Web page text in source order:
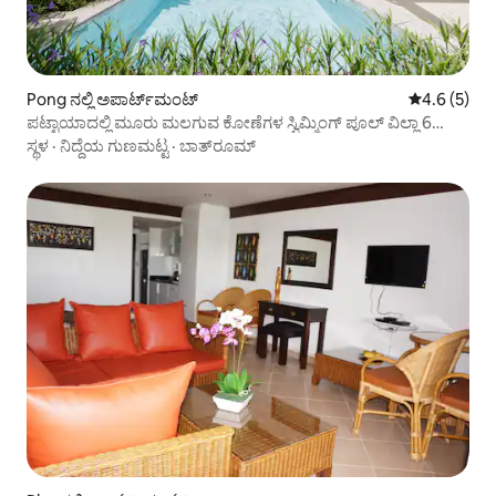
Pong ನಲ್ಲಿ ಅಪಾರ್ಟ್‌ಮಂಟ್ 5 ರಲ್ಲಿ 4.6
4.6 (5)
ಪಟ್ಟಾಯಾದಲ್ಲಿ ಮೂರು ಮಲಗುವ ಕೋಣೆಗಳ ಸ್ವಿಮ್ಮಿಂಗ್ ಪೂಲ್ ವಿಲ್ಲಾ 6
ಜನರಿಗೆ ವಾಸಿಸಬಹುದು
ಸ್ಥಳ · ನಿದ್ದೆಯ ಗುಣಮಟ್ಟ· ಬಾತ್‌ರೂಮ್